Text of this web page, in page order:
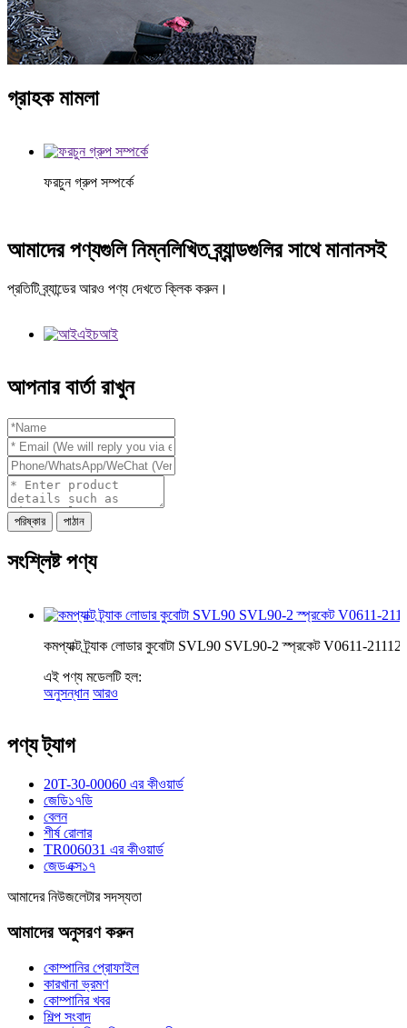
গ্রাহক মামলা
ফরচুন গ্রুপ সম্পর্কে
আমাদের পণ্যগুলি নিম্নলিখিত ব্র্যান্ডগুলির সাথে মানানসই
প্রতিটি ব্র্যান্ডের আরও পণ্য দেখতে ক্লিক করুন।
আপনার বার্তা রাখুন
পরিষ্কার পাঠান
সংশ্লিষ্ট পণ্য
কমপ্যাক্ট ট্র্যাক লোডার কুবোটা SVL90 SVL90-2 স্প্রকেট V0611-21112
এই পণ্য মডেলটি হল:
অনুসন্ধান আরও
পণ্য ট্যাগ
20T-30-00060 এর কীওয়ার্ড
জেডি১৭ডি
বেলন
শীর্ষ রোলার
TR006031 এর কীওয়ার্ড
জেডএক্স১৭
আমাদের নিউজলেটার সদস্যতা
আমাদের অনুসরণ করুন
কোম্পানির প্রোফাইল
কারখানা ভ্রমণ
কোম্পানির খবর
শিল্প সংবাদ